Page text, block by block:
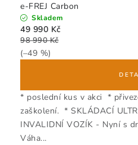
e-FREJ Carbon
Skladem
49 990 Kč
98 990 Kč
(–49 %)
* poslední kus v akci *
zaškolení. * SKLÁDACÍ
INVALIDNÍ VOZÍK - Nyní s
Váha...